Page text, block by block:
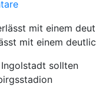
mit einem
sollten